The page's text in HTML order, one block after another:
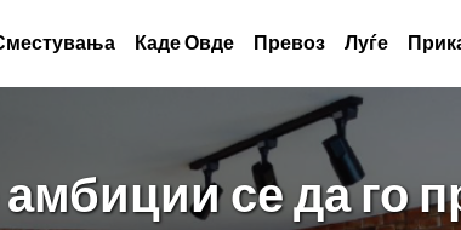
Каде Овде Превоз Луѓе
се да го